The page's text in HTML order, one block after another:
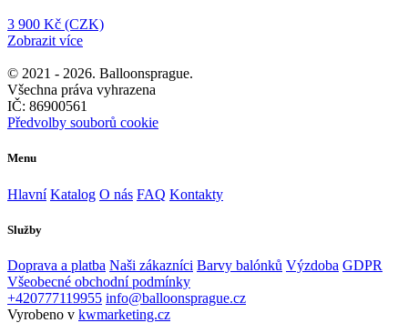
3 900 Kč (CZK)
Zobrazit více
© 2021 - 2026. Balloonsprague.
Všechna práva vyhrazena
IČ: 86900561
Předvolby souborů cookie
Menu
Hlavní Katalog O nás FAQ Kontakty
Služby
Doprava a platba Naši zákazníci Barvy balónků Výzdoba GDPR
Všeobecné obchodní podmínky
+420777119955 info@balloonsprague.cz
Vyrobeno v kwmarketing.cz